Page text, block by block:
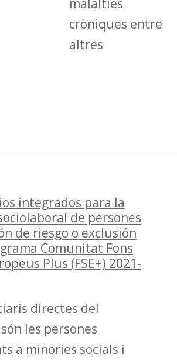
malalties
cròniques entre
altres
integrados para la
de persones
de riesgo o exclusión
Comunitat Fons
Plus (FSE+) 2021-
directes del
les persones
a minories socials i